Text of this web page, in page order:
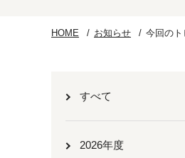
HOME お知らせ 今回のト
すべて
2026年度